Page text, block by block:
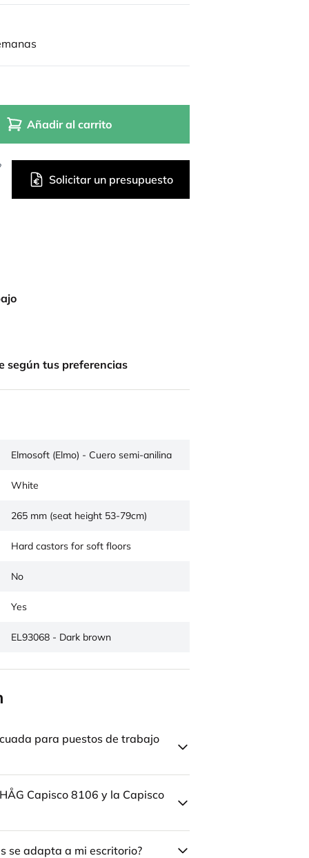
Añadir al carrito
Solicitar un presupuesto
según tus preferencias
Elmosoft (Elmo) - Cuero semi-anilina
White
265 mm (seat height 53-79cm)
Hard castors for soft floors
No
Yes
EL93068 - Dark brown
para puestos de trabajo
Capisco 8106 y la Capisco
se adapta a mi escritorio?